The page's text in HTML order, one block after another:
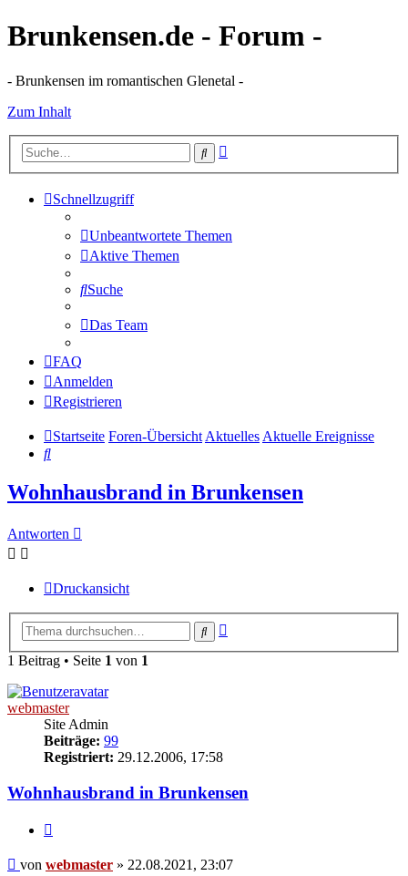
Brunkensen.de - Forum -
- Brunkensen im romantischen Glenetal -
Zum Inhalt
Suche
Schnellzugriff
Unbeantwortete Themen
Aktive Themen
Suche
Das Team
FAQ
Anmelden
Registrieren
Startseite Foren-ÜbersichtAktuellesAktuelle Ereignisse
Suche
Wohnhausbrand in Brunkensen
Antworten
Druckansicht
Suche
1 Beitrag • Seite 1 von 1
webmaster
Site Admin
Beiträge: 99
Registriert: 29.12.2006, 17:58
Wohnhausbrand in Brunkensen
Beitrag
von webmaster » 22.08.2021, 23:07